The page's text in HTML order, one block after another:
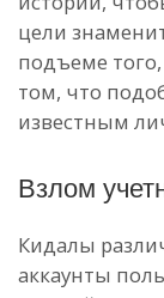
цели
подъеме того,
том, что
известным
Взлом
Кидалы
аккаунты